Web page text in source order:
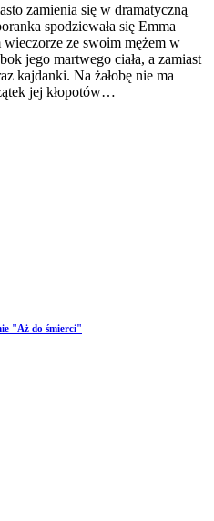
zamienia się w dramatyczną
spodziewała się Emma
ze swoim mężem w
jego martwego ciała, a zamiast
kajdanki. Na żałobę nie ma
jej kłopotów…
"Aż do śmierci"